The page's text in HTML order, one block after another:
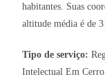
habitantes. Suas
altitude média é de
Tipo de serviço:
Intelectual Em